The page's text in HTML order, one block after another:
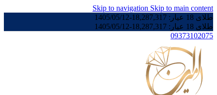
Skip to navigation Skip to main content
طلای 18 عیار:
18,287,317
-
1405/05/12
طلای 18 عیار:
18,287,317
-
1405/05/12
09373102075